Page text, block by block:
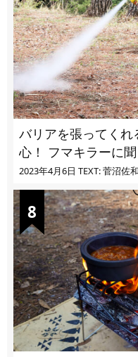
バリアを張ってく
心！ フマキラーに聞く「最強の虫撃退グッズ
vol.4」【キャンプサ
2023年4月6日 TEXT: 菅沼佐